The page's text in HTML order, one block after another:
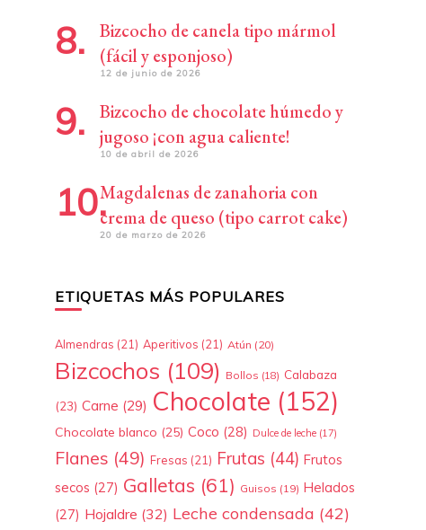
Bizcocho de canela tipo mármol
(fácil y esponjoso)
12 de junio de 2026
Bizcocho de chocolate húmedo y
jugoso ¡con agua caliente!
10 de abril de 2026
Magdalenas de zanahoria con
crema de queso (tipo carrot cake)
20 de marzo de 2026
ETIQUETAS MÁS POPULARES
Almendras (21) Aperitivos (21) Atún (20)
Bizcochos (109) Bollos (18) Calabaza
(23) Carne (29) Chocolate (152)
Chocolate blanco (25) Coco (28) Dulce de leche(17)
Flanes (49) Fresas (21) Frutas (44) Frutos
secos (27) Galletas (61) Guisos (19) Helados
(27) Hojaldre (32) Leche condensada (42)